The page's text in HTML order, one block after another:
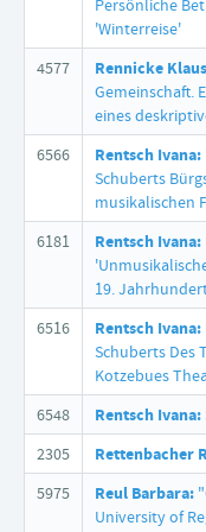
Persönliche
'Winterreise'
4577
Rennicke
Gemeinschaft.
eines
6566
Rentsch Ivana:
Schuberts
musikalischen
6181
Rentsch Ivana:
19.
6516
Rentsch Ivana:
Schuberts Des
Kotzebues
6548
Rentsch Ivana:
2305
Rettenbacher
5975
Reul Barbara:
University of